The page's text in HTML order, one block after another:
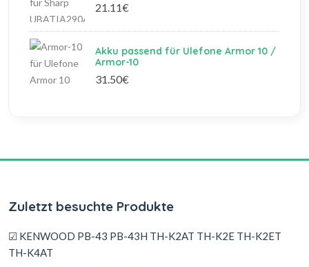
21.11€
Akku passend für Ulefone Armor 10 /
Armor-10
31.50€
Zuletzt besuchte Produkte
☑ KENWOOD PB-43 PB-43H TH-K2AT TH-K2E TH-K2ET
TH-K4AT